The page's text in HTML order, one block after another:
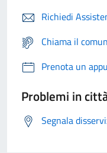
Richiedi
Chiama il
Prenota un
Problemi in
Segnala